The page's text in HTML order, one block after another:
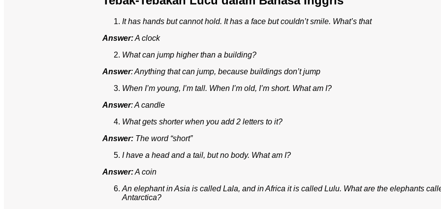
It has hands but cannot hold. It has a face but couldn’t smile. What’s that
Answer:A clock
What can jump higher than a building?
Answer: Anything that can jump, because buildings don’t jump
When I’m young, I’m tall. When I’m old, I’m short. What am I?
Answer: A candle
What gets shorter when you add 2 letters to it?
Answer: The word “short”
I have a head and a tail, but no body. What am I?
Answer:A coin
An elephant in Asia is called Lala, and in Africa it is called Lulu. What are the elephants
Antarctica?